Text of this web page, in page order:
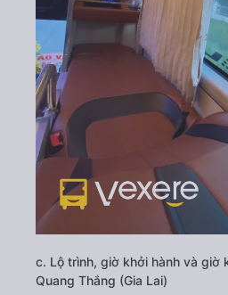
c. Lộ trình, giờ khởi hành và giờ
Quang Thắng (Gia Lai)